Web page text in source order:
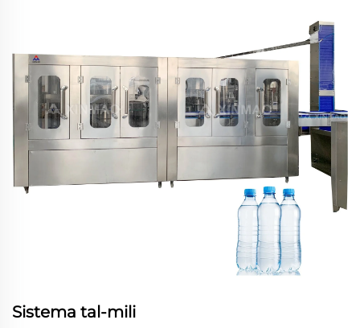
Sistema tal-mili